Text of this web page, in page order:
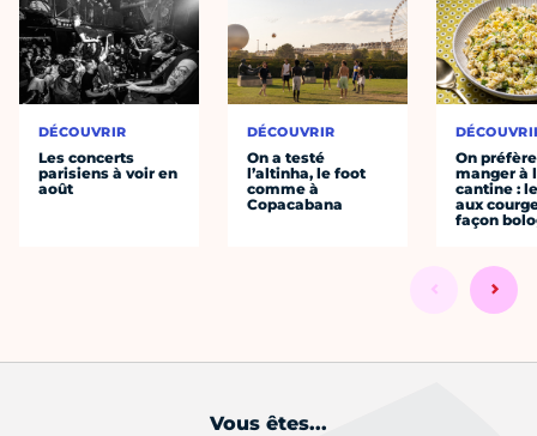
DÉCOUVRIR
Les concerts
parisiens à voir en
août
DÉCOUVRIR
On a testé
l’altinha, le foot
comme à
Copacabana
On préfère
manger à
cantine :
aux
façon
Vous êtes...